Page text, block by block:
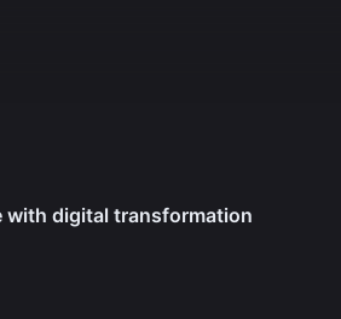
with digital transformation